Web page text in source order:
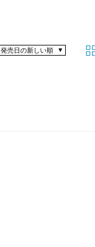
発売日の新しい順